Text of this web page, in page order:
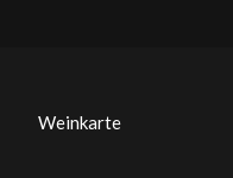
Weinkarte